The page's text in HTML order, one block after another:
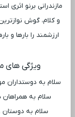
مازندرانی برنو
و کلام، گوش
ارزشمند را بارها و
ویژگی ‌های
سلام به دوستداران
سلام به
سلام به